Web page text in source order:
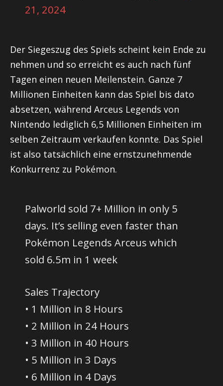
21, 2024
Der Siegeszug des Spiels scheint kein Ende zu
nehmen und so erreicht es auch nach fünf
Tagen einen neuen Meilenstein. Ganze 7
Millionen Einheiten kann das Spiel bis dato
absetzen, während Arceus Legends von
Nintendo lediglich 6,5 Millionen Einheiten im
selben Zeitraum verkaufen konnte. Das Spiel
ist also tatsächlich eine ernstzunehmende
Konkurrenz zu Pokémon.
Palworld sold 7+ Million in only 5
days. It’s selling even faster than
Pokémon Legends Arceus which
sold 6.5m in 1 week
Sales Trajectory
• 1 Million in 8 Hours
• 2 Million in 24 Hours
• 3 Million in 40 Hours
• 5 Million in 3 Days
• 6 Million in 4 Days